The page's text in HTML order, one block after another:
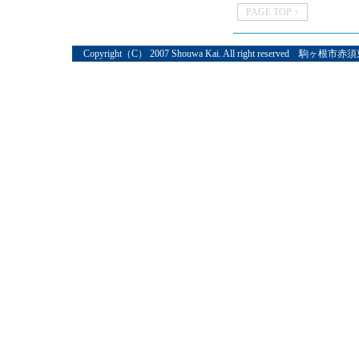
PAGE TOP ↑
Copyright（C） 2007 Shouwa Kai. All right reserved 駒ヶ根市